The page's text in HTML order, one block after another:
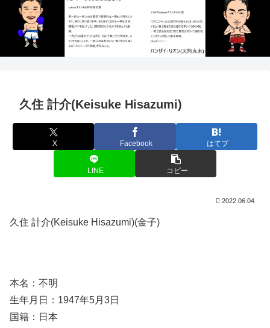
久住 計介(Keisuke Hisazumi)
X Facebook はてブ
LINE コピー
2022.06.04
久住 計介(Keisuke Hisazumi)(金子)
本名：不明
生年月日：1947年5月3日
国籍：日本